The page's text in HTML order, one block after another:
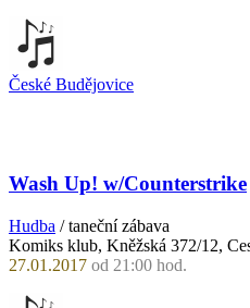
České Budějovice
Wash Up! w/Counterstrike
Hudba / taneční zábava
Komiks klub, Kněžská 372/12,
27.01.2017 od 21:00 hod.